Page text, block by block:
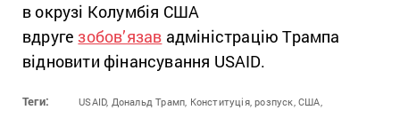
в окрузі Колумбія США
вдругезобов’язав адміністрацію Трампа
відновити фінансування USAID.
Теги: USAID, Дональд Трамп, Конституція, розпуск, США,